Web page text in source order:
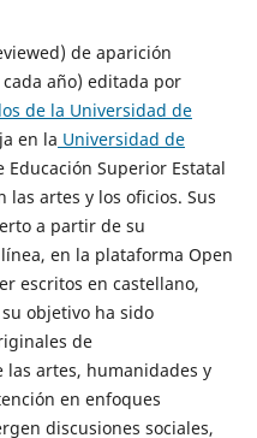
de aparición
año) editada por
de la Universidad de
en la Universidad de
Superior Estatal
artes y los oficios. Sus
a partir de su
en la plataforma Open
escritos en castellano,
objetivo ha sido
de
las artes, humanidades y
en enfoques
discusiones sociales,